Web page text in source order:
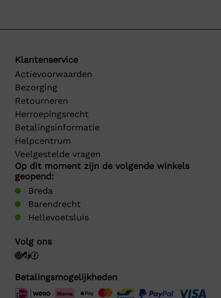
Klantenservice
Actievoorwaarden
Bezorging
Retourneren
Herroepingsrecht
Betalingsinformatie
Helpcentrum
Veelgestelde vragen
Op dit moment zijn de volgende winkels
geopend:
Breda
Barendrecht
Hellevoetsluis
Volg ons
Betalingsmogelijkheden